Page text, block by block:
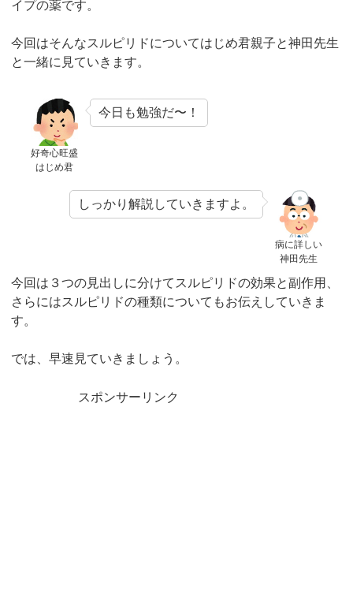
イプの薬です。
今回はそんなスルピリドについてはじめ君親子と神田先生
と一緒に見ていきます。
好奇心旺盛
はじめ君
今日も勉強だ〜！
病に詳しい
神田先生
しっかり解説していきますよ。
今回は３つの見出しに分けてスルピリドの効果と副作用、
さらにはスルピリドの種類についてもお伝えしていきま
す。
では、早速見ていきましょう。
スポンサーリンク